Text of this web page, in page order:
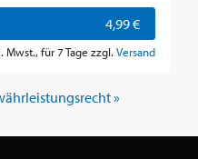
4,99 €
Mwst., für 7 Tage zzgl. Versand
»